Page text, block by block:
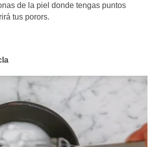
de la piel donde tengas puntos
tus porors.